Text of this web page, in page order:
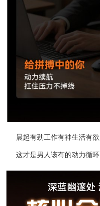
晨起有劲工作有神生活有欲
这才是男人该有的动力循环